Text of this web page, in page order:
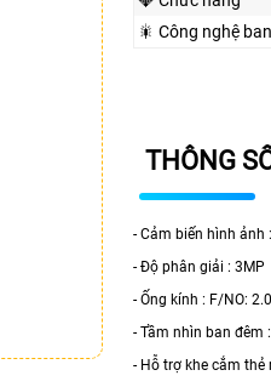
🎇 Công nghệ
THÔNG
- Cảm biến hình ảnh :
- Độ phân giải : 3MP
- Ống kính : F/NO:
- Tầm nhìn ban đêm
- Hỗ trợ khe cắm thẻ